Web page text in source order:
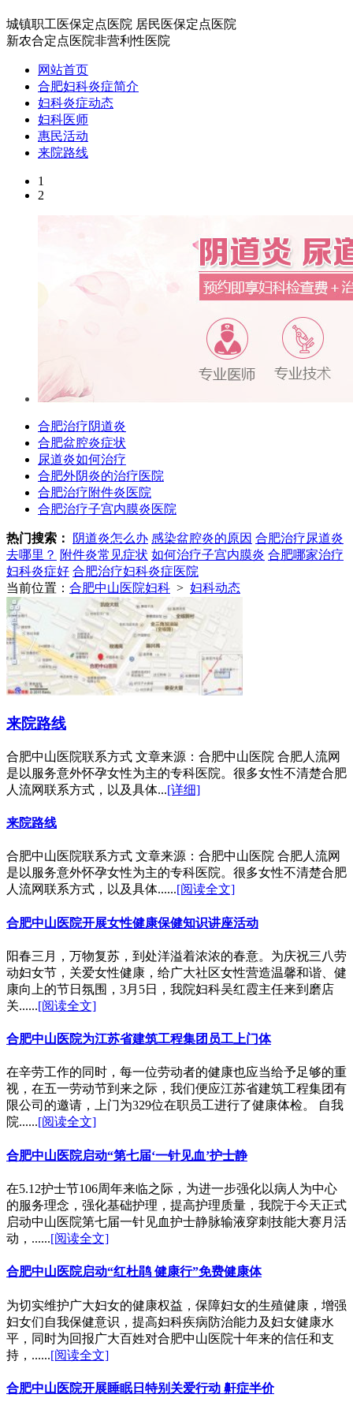
城镇职工医保定点医院 居民医保定点医院
新农合定点医院非营利性医院
网站首页
合肥妇科炎症简介
妇科炎症动态
妇科医师
惠民活动
来院路线
1
2
合肥治疗阴道炎
合肥盆腔炎症状
尿道炎如何治疗
合肥外阴炎的治疗医院
合肥治疗附件炎医院
合肥治疗子宫内膜炎医院
热门搜索： 阴道炎怎么办 感染盆腔炎的原因 合肥治疗尿道炎
去哪里？ 附件炎常见症状 如何治疗子宫内膜炎 合肥哪家治疗
妇科炎症好 合肥治疗妇科炎症医院
当前位置： 合肥中山医院妇科 > 妇科动态
来院路线
合肥中山医院联系方式 文章来源：合肥中山医院 合肥人流网
是以服务意外怀孕女性为主的专科医院。很多女性不清楚合肥
人流网联系方式，以及具体...[详细]
来院路线
合肥中山医院联系方式 文章来源：合肥中山医院 合肥人流网
是以服务意外怀孕女性为主的专科医院。很多女性不清楚合肥
人流网联系方式，以及具体......[阅读全文]
合肥中山医院开展女性健康保健知识讲座活动
阳春三月，万物复苏，到处洋溢着浓浓的春意。为庆祝三八劳
动妇女节，关爱女性健康，给广大社区女性营造温馨和谐、健
康向上的节日氛围，3月5日，我院妇科吴红霞主任来到磨店
关......[阅读全文]
合肥中山医院为江苏省建筑工程集团员工上门体
在辛劳工作的同时，每一位劳动者的健康也应当给予足够的重
视，在五一劳动节到来之际，我们便应江苏省建筑工程集团有
限公司的邀请，上门为329位在职员工进行了健康体检。 自我
院......[阅读全文]
合肥中山医院启动“第七届‘一针见血’护士静
在5.12护士节106周年来临之际，为进一步强化以病人为中心
的服务理念，强化基础护理，提高护理质量，我院于今天正式
启动中山医院第七届一针见血护士静脉输液穿刺技能大赛月活
动，......[阅读全文]
合肥中山医院启动“红杜鹃 健康行”免费健康体
为切实维护广大妇女的健康权益，保障妇女的生殖健康，增强
妇女们自我保健意识，提高妇科疾病防治能力及妇女健康水
平，同时为回报广大百姓对合肥中山医院十年来的信任和支
持，......[阅读全文]
合肥中山医院开展睡眠日特别关爱行动 鼾症半价